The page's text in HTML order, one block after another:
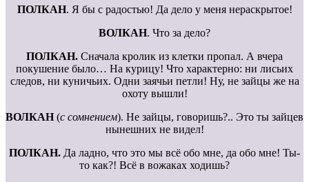
ПОЛКАН. Я бы с радостью! Да дело у меня нераскрытое!
ВОЛКАН. Что за дело?
ПОЛКАН. Сначала кролик из клетки пропал. А вчера
покушение было… На курицу! Что характерно: ни лисьих
следов, ни куничьих. Одни заячьи петли! Ну, не зайцы же на
охоту вышли!
ВОЛКАН(с сомнением). Не зайцы, говоришь?.. Это ты зайцев
нынешних не видел!
ПОЛКАН. Да ладно, что это мы всё обо мне, да обо мне! Ты-
то как?! Всё в вожаках ходишь?